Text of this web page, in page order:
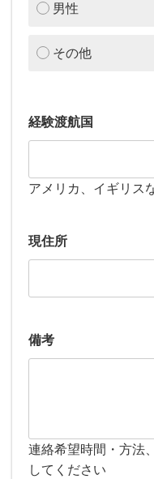
男性
その他
経験渡航国
アメリカ、イギリス
現住所
備考
連絡希望時間・方法
してください